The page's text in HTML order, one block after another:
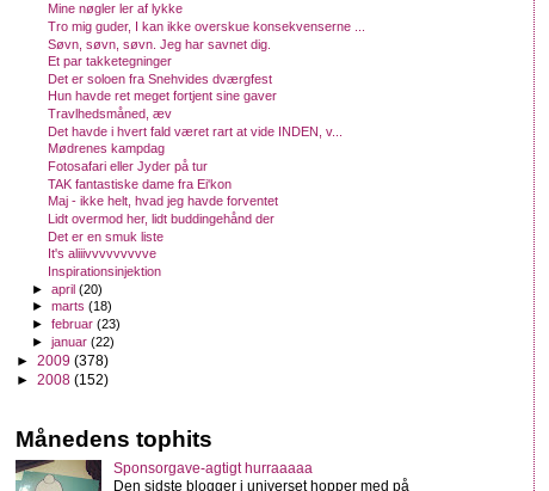
Mine nøgler ler af lykke
Tro mig guder, I kan ikke overskue konsekvenserne ...
Søvn, søvn, søvn. Jeg har savnet dig.
Et par takketegninger
Det er soloen fra Snehvides dværgfest
Hun havde ret meget fortjent sine gaver
Travlhedsmåned, æv
Det havde i hvert fald været rart at vide INDEN, v...
Mødrenes kampdag
Fotosafari eller Jyder på tur
TAK fantastiske dame fra Ei'kon
Maj - ikke helt, hvad jeg havde forventet
Lidt overmod her, lidt buddingehånd der
Det er en smuk liste
It's aliiivvvvvvvvve
Inspirationsinjektion
►april(20)
►marts(18)
►februar(23)
►januar(22)
► 2009 (378)
► 2008 (152)
Månedens tophits
Sponsorgave-agtigt hurraaaaa
Den sidste blogger i universet hopper med på